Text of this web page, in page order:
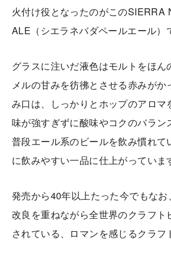
火付け役となったのがこのSIERRA
ALE（シエラネバダペールエール）
グラスに注いだ液色はモルトをほん
メルの甘みを彷彿とさせる赤みがか
み口は、しっかりとホップのアロマ
味が強すぎずに酸味やコクのバラン
普段エール系のビールを飲み慣れて
に飲みやすい一品に仕上がっていま
発売から40年以上たった今でもな
改良を重ねながら全世界のクラフト
されている、ロマンを感じるクラフ